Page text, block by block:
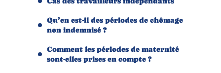
Qu’en est-il des périodes de chômage
non indemnisé ?
Comment les périodes de maternité
sont-elles prises en compte ?